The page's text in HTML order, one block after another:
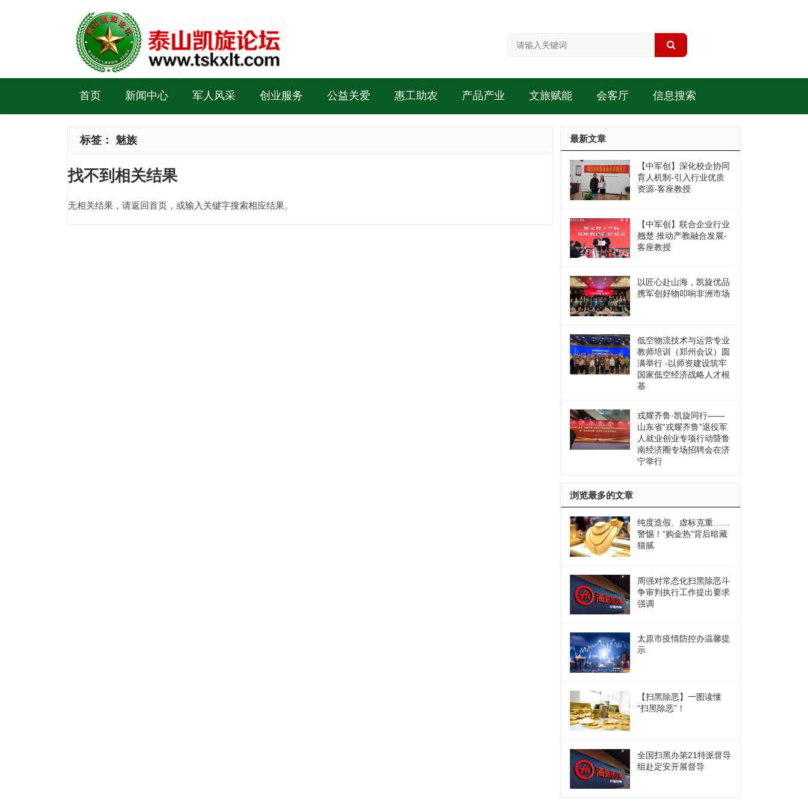
首页 新闻中心 军人风采 创业服务 公益关爱 惠工助农 产品产业 文旅赋能 会客厅 信息搜索
标签： 魅族
找不到相关结果
无相关结果，请返回首页，或输入关键字搜索相应结果。
最新文章
【中军创】深化校企协同
育人机制-引入行业优质
资源-客座教授
【中军创】联合企业行业
翘楚 推动产教融合发展-
客座教授
以匠心赴山海，凯旋优品
携军创好物叩响非洲市场
低空物流技术与运营专业
教师培训（郑州会议）圆
满举行 -以师资建设筑牢
国家低空经济战略人才根
基
戎耀齐鲁·凯旋同行——
山东省“戎耀齐鲁”退役军
人就业创业专项行动暨鲁
南经济圈专场招聘会在济
宁举行
浏览最多的文章
纯度造假、虚标克重……
警惕！“购金热”背后暗藏
猫腻
周强对常态化扫黑除恶斗
争审判执行工作提出要求
强调
太原市疫情防控办温馨提
示
【扫黑除恶】一图读懂
“扫黑除恶”！
全国扫黑办第21特派督导
组赴定安开展督导